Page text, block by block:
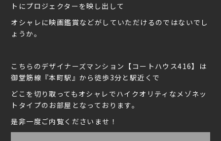
トにプロジェクターを映し出して
オシャレに映画鑑賞などがしていただけるのではないでし
ょうか。
こちらのデザイナーズマンション【コートハウス416】は
御堂筋線『本町駅』から徒歩3分と駅近くで
どこを切り取ってもオシャレでハイクオリティなメゾネッ
トタイプのお部屋となっております。
是非一度ご内覧くださいませ！